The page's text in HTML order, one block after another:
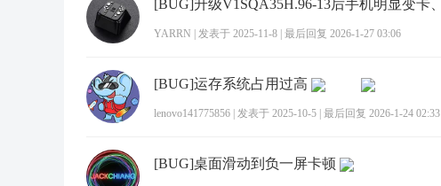
YARRN 发表于 2025-11-8 最后回复 2026-1-27 03:06
[BUG]运存系统占用过高
lenovo141775856 发表于 2025-10-5 最后回复 2026-1-24 02:33
[BUG]桌面滑动到负一屏卡顿